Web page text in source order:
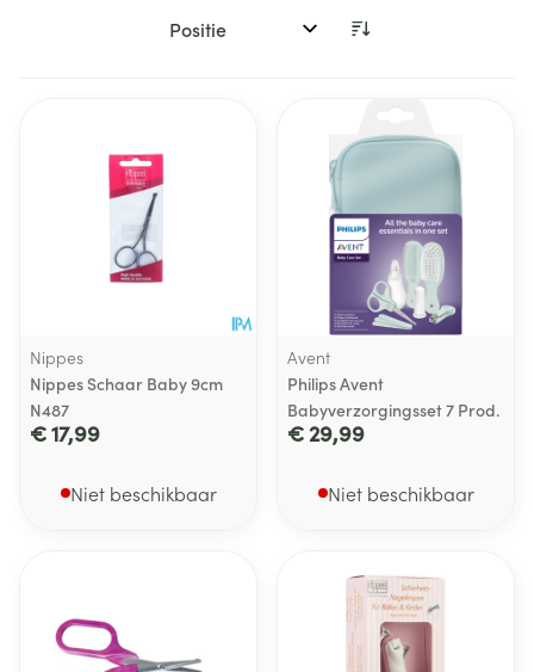
Sorteer op:
Nippes
Nippes Schaar Baby 9cm
N487
€ 17,99
Niet beschikbaar
Avent
Philips Avent
Babyverzorgingsset 7 Prod.
€ 29,99
Niet beschikbaar